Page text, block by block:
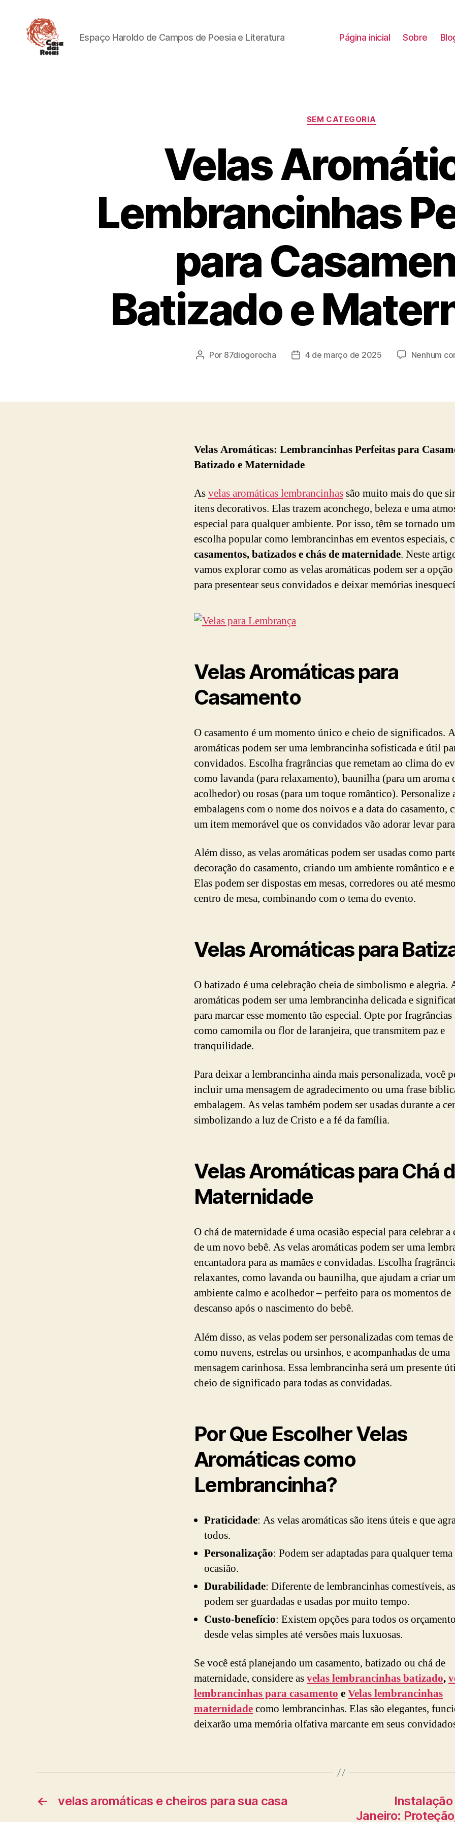
Espaço Haroldo de Campos de Poesia e Literatura Página inicial Sobre
Categorias
SEM CATEGORIA
Velas
Lembrancinhas
para
Batizado e
Autor
Por 87diogorocha
Data4 de março de 2025 Nenhum
Velas Aromáticas: Lembrancinhas Perfeitas para
Batizado e Maternidade
Asvelas aromáticas lembrancinhassão muito mais do que
itens decorativos. Elas trazem aconchego, beleza e uma
especial para qualquer ambiente. Por isso, têm se tornado
escolha popular como lembrancinhas em eventos especiais,
casamentos, batizados e chás de maternidade. Neste
vamos explorar como as velas aromáticas podem ser a
para presentear seus convidados e deixar memórias
Velas Aromáticas para
Casamento
O casamento é um momento único e cheio de significados.
aromáticas podem ser uma lembrancinha sofisticada e útil
convidados. Escolha fragrâncias que remetam ao clima do
como lavanda (para relaxamento), baunilha (para um aroma
acolhedor) ou rosas (para um toque romântico). Personalize
embalagens com o nome dos noivos e a data do casamento,
um item memorável que os convidados vão adorar levar para
Além disso, as velas aromáticas podem ser usadas como
decoração do casamento, criando um ambiente romântico e
Elas podem ser dispostas em mesas, corredores ou até
centro de mesa, combinando com o tema do evento.
Velas Aromáticas para
O batizado é uma celebração cheia de simbolismo e alegria.
aromáticas podem ser uma lembrancinha delicada e
para marcar esse momento tão especial. Opte por fragrâncias
como camomila ou flor de laranjeira, que transmitem paz e
tranquilidade.
Para deixar a lembrancinha ainda mais personalizada, você
incluir uma mensagem de agradecimento ou uma frase
embalagem. As velas também podem ser usadas durante a
simbolizando a luz de Cristo e a fé da família.
Velas Aromáticas para Chá
Maternidade
O chá de maternidade é uma ocasião especial para celebrar a
de um novo bebê. As velas aromáticas podem ser uma
encantadora para as mamães e convidadas. Escolha
relaxantes, como lavanda ou baunilha, que ajudam a criar
ambiente calmo e acolhedor – perfeito para os momentos de
descanso após o nascimento do bebê.
Além disso, as velas podem ser personalizadas com temas de
como nuvens, estrelas ou ursinhos, e acompanhadas de uma
mensagem carinhosa. Essa lembrancinha será um presente
cheio de significado para todas as convidadas.
Por Que Escolher Velas
Aromáticas como
Lembrancinha?
Praticidade: As velas aromáticas são itens úteis e que
todos.
Personalização: Podem ser adaptadas para qualquer
ocasião.
Durabilidade: Diferente de lembrancinhas comestíveis,
podem ser guardadas e usadas por muito tempo.
Custo-benefício: Existem opções para todos os
desde velas simples até versões mais luxuosas.
Se você está planejando um casamento, batizado ou chá de
maternidade, considere asvelas lembrancinhas batizado,
lembrancinhas para casamento eVelas lembrancinhas
maternidadecomo lembrancinhas. Elas são elegantes,
deixarão uma memória olfativa marcante em seus
← velas aromáticas e cheiros para sua casa
Instalação
Janeiro: